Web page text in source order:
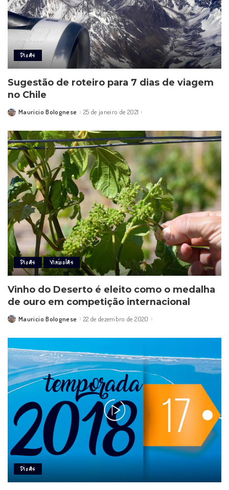
Dicas
Sugestão de roteiro para 7 dias de viagem
no Chile
PostedMauricio Bolognese 25 de janeiro de 2021
Dicas Vinícolas
Vinho do Deserto é eleito como o medalha
de ouro em competição internacional
PostedMauricio Bolognese 22 de dezembro de 2020
Dicas